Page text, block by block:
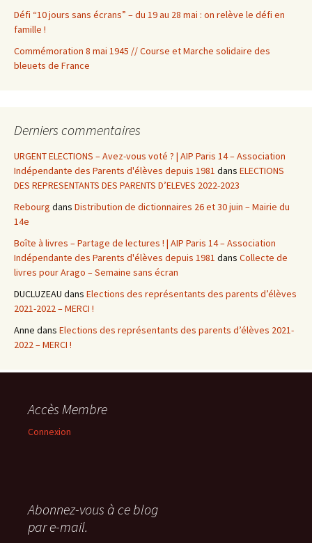
Défi “10 jours sans écrans” – du 19 au 28 mai : on relève le défi en
famille !
Commémoration 8 mai 1945 // Course et Marche solidaire des
bleuets de France
Derniers commentaires
URGENT ELECTIONS – Avez-vous voté ? | AIP Paris 14 – Association
Indépendante des Parents d'élèves depuis 1981 dans ELECTIONS
DES REPRESENTANTS DES PARENTS D’ELEVES 2022-2023
Rebourg dans Distribution de dictionnaires 26 et 30 juin – Mairie du
14e
Boîte à livres – Partage de lectures ! | AIP Paris 14 – Association
Indépendante des Parents d'élèves depuis 1981 dans Collecte de
livres pour Arago – Semaine sans écran
DUCLUZEAU dans Elections des représentants des parents d’élèves
2021-2022 – MERCI !
Anne dans Elections des représentants des parents d’élèves 2021-
2022 – MERCI !
Accès Membre
Connexion
Abonnez-vous à ce blog
par e-mail.